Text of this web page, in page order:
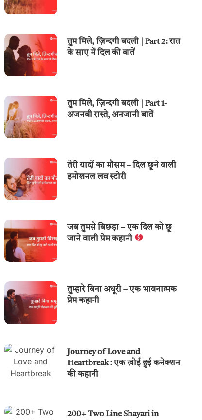
तुम मिले, ज़िन्दगी बदली | Part 2: रात
के साए में दिल की बातें
तुम मिले, ज़िन्दगी बदली | Part 1-
अजनबी रास्ते, अनजानी बातें
तेरी यादों का मौसम – दिल छूने वाली
इमोशनल लव स्टोरी
जब तुमसे बिछड़ा – एक दिल को छू
जाने वाली प्रेम कहानी
तुम्हारे बिना अधूरी – एक भावनात्मक
प्रेम कहानी
Journey of Love and
Heartbreak : एक खोई हुई कनेक्शन
की कहानी
200+ Two Line Shayari in